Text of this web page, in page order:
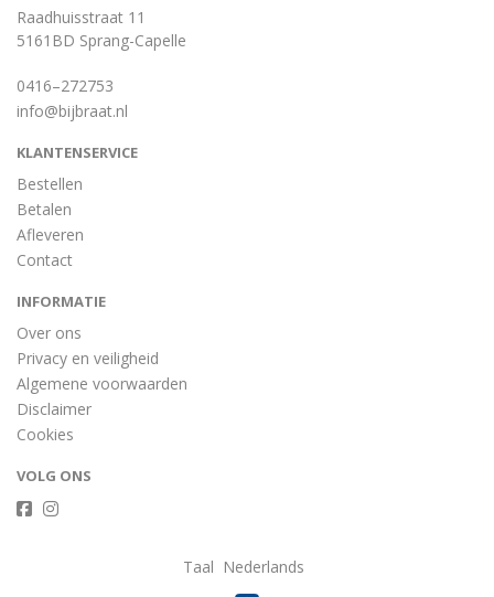
Raadhuisstraat 11
5161BD Sprang-Capelle
0416–272753
info@bijbraat.nl
KLANTENSERVICE
Bestellen
Betalen
Afleveren
Contact
INFORMATIE
Over ons
Privacy en veiligheid
Algemene voorwaarden
Disclaimer
Cookies
VOLG ONS
Taal